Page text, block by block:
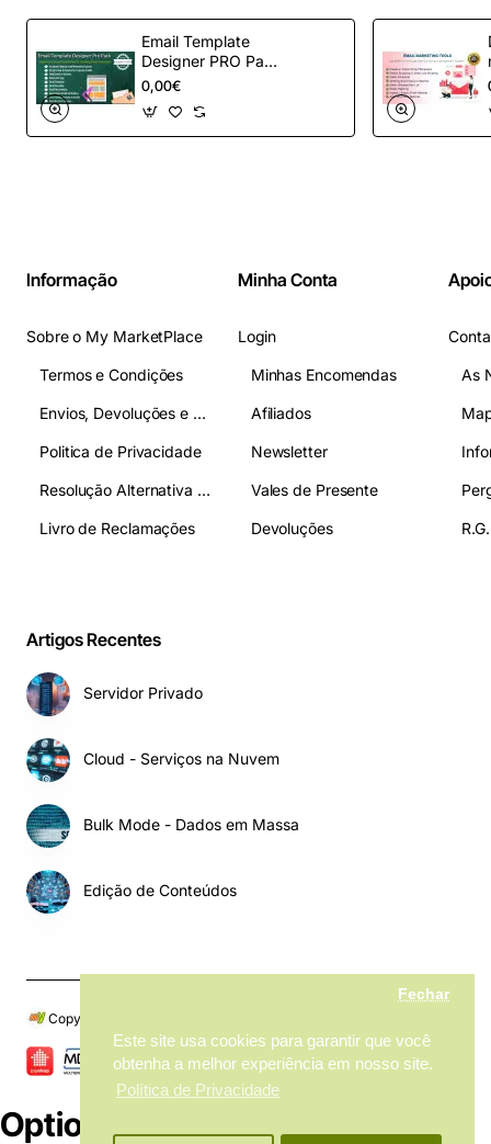
Este site usa cookies para garantir que você
obtenha a melhor experiência em nosso site.
Política de Privacidade
Fechar
Email Template
Designer PRO Pack
– Automação de e-
mail definitiva para
OpenCart
0,00€
Informação
Sobre o My MarketPlace
Termos e Condições
Envios, Devoluções e Pagamentos
Politica de Privacidade
Resolução Alternativa de Litígios
Livro de Reclamações
Minha Conta
Login
Minhas Encomendas
Afiliados
Newsletter
Vales de Presente
Devoluções
As
Artigos Recentes
Servidor Privado
Cloud - Serviços na Nuvem
Bulk Mode - Dados em Massa
Edição de Conteúdos
Copyright © 2024, My MarketPlace, Todos os Direitos Reservados
Options